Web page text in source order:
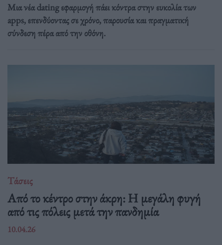
Μια νέα dating εφαρμογή πάει κόντρα στην ευκολία των
apps, επενδύοντας σε χρόνο, παρουσία και πραγματική
σύνδεση πέρα από την οθόνη.
Τάσεις
Από το κέντρο στην άκρη: H μεγάλη φυγή
από τις πόλεις μετά την πανδημία
10.04.26